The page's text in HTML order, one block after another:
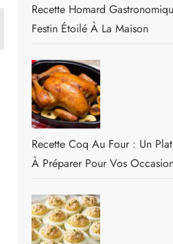
Recette Homard
Festin Étoilé À La Maison
Recette Coq Au Four : Un
À Préparer Pour Vos